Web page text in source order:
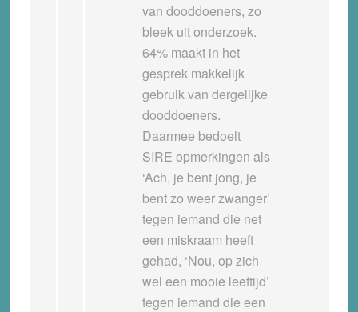
van dooddoeners, zo
bleek uit onderzoek.
64% maakt in het
gesprek makkelijk
gebruik van dergelijke
dooddoeners.
Daarmee bedoelt
SIRE opmerkingen als
‘Ach, je bent jong, je
bent zo weer zwanger’
tegen iemand die net
een miskraam heeft
gehad, ‘Nou, op zich
wel een mooie leeftijd’
tegen iemand die een